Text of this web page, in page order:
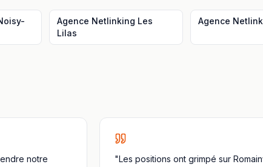
Agence Netlinking Les
Lilas
Agence
notre
"Les positions ont grimpé sur